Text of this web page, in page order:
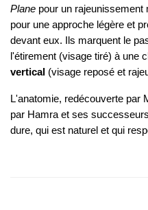
Plane pour un rajeunissement
pour une approche légère et
devant eux. Ils marquent le
l'étirement (visage tiré) à une
vertical (visage reposé et
L'anatomie, redécouverte par
par Hamra et ses
dure, qui est naturel et qui